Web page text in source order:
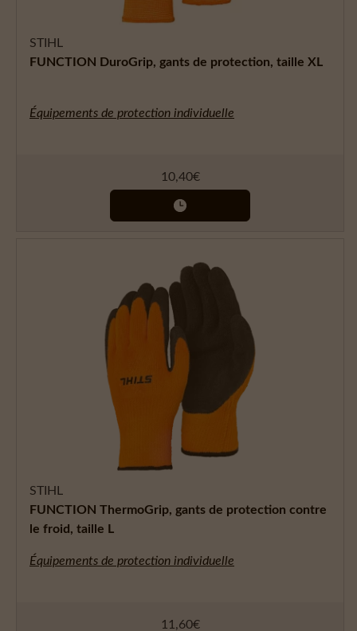
STIHL
FUNCTION DuroGrip, gants de protection, taille XL
Équipements de protection individuelle
10,40€
STIHL
FUNCTION ThermoGrip, gants de protection contre
le froid, taille L
Équipements de protection individuelle
11,60€